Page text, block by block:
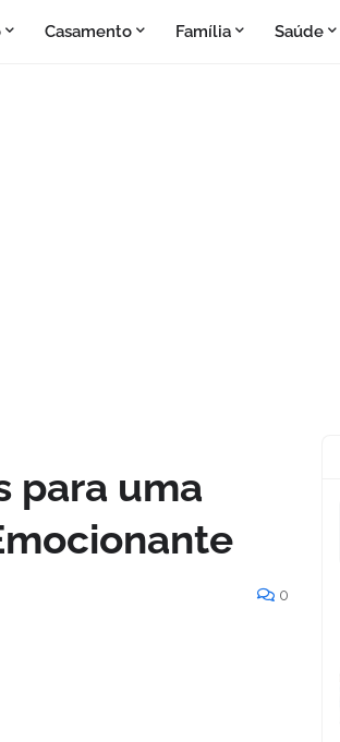
Casamento Família Saúde
para uma
0